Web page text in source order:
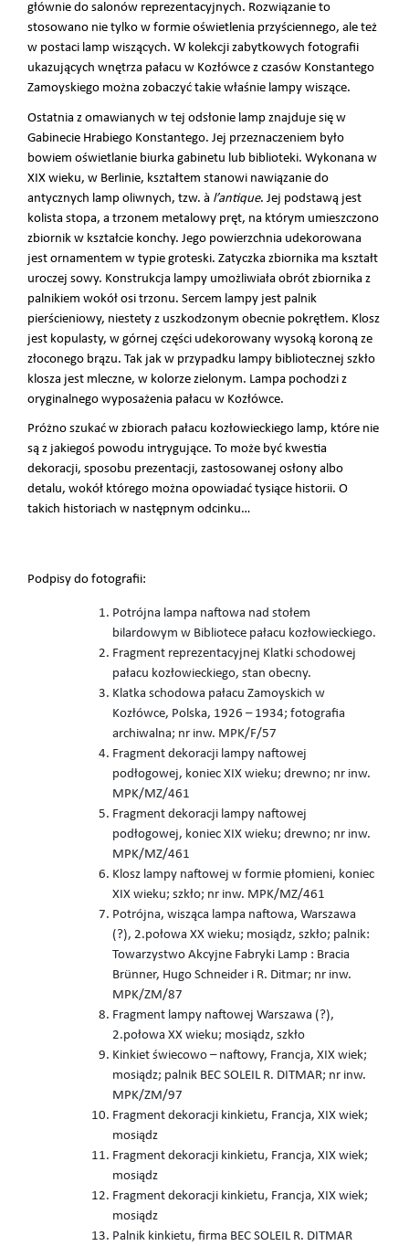
głównie do salonów reprezentacyjnych. Rozwiązanie to
stosowano nie tylko w formie oświetlenia przyściennego, ale też
w postaci lamp wiszących. W kolekcji zabytkowych fotografii
ukazujących wnętrza pałacu w Kozłówce z czasów Konstantego
Zamoyskiego można zobaczyć takie właśnie lampy wiszące.
Ostatnia z omawianych w tej odsłonie lamp znajduje się w
Gabinecie Hrabiego Konstantego. Jej przeznaczeniem było
bowiem oświetlanie biurka gabinetu lub biblioteki. Wykonana w
XIX wieku, w Berlinie, kształtem stanowi nawiązanie do
antycznych lamp oliwnych, tzw. à l’antique. Jej podstawą jest
kolista stopa, a trzonem metalowy pręt, na którym umieszczono
zbiornik w kształcie konchy. Jego powierzchnia udekorowana
jest ornamentem w typie groteski. Zatyczka zbiornika ma kształt
uroczej sowy. Konstrukcja lampy umożliwiała obrót zbiornika z
palnikiem wokół osi trzonu. Sercem lampy jest palnik
pierścieniowy, niestety z uszkodzonym obecnie pokrętłem. Klosz
jest kopulasty, w górnej części udekorowany wysoką koroną ze
złoconego brązu. Tak jak w przypadku lampy bibliotecznej szkło
klosza jest mleczne, w kolorze zielonym. Lampa pochodzi z
oryginalnego wyposażenia pałacu w Kozłówce.
Próżno szukać w zbiorach pałacu kozłowieckiego lamp, które nie
są z jakiegoś powodu intrygujące. To może być kwestia
dekoracji, sposobu prezentacji, zastosowanej osłony albo
detalu, wokół którego można opowiadać tysiące historii. O
takich historiach w następnym odcinku…
Podpisy do fotografii:
Potrójna lampa naftowa nad stołem
bilardowym w Bibliotece pałacu kozłowieckiego.
Fragment reprezentacyjnej Klatki schodowej
pałacu kozłowieckiego, stan obecny.
Klatka schodowa pałacu Zamoyskich w
Kozłówce, Polska, 1926 – 1934; fotografia
archiwalna; nr inw. MPK/F/57
Fragment dekoracji lampy naftowej
podłogowej, koniec XIX wieku; drewno; nr inw.
MPK/MZ/461
Fragment dekoracji lampy naftowej
podłogowej, koniec XIX wieku; drewno; nr inw.
MPK/MZ/461
Klosz lampy naftowej w formie płomieni, koniec
XIX wieku; szkło; nr inw. MPK/MZ/461
Potrójna, wisząca lampa naftowa, Warszawa
(?), 2.połowa XX wieku; mosiądz, szkło; palnik:
Towarzystwo Akcyjne Fabryki Lamp : Bracia
Brünner, Hugo Schneider i R. Ditmar; nr inw.
MPK/ZM/87
Fragment lampy naftowej Warszawa (?),
2.połowa XX wieku; mosiądz, szkło
Kinkiet świecowo – naftowy, Francja, XIX wiek;
mosiądz; palnik BEC SOLEIL R. DITMAR; nr inw.
MPK/ZM/97
Fragment dekoracji kinkietu, Francja, XIX wiek;
mosiądz
Fragment dekoracji kinkietu, Francja, XIX wiek;
mosiądz
Fragment dekoracji kinkietu, Francja, XIX wiek;
mosiądz
Palnik kinkietu, firma BEC SOLEIL R. DITMAR